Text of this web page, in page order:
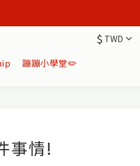
$ TWD
蹦蹦小學堂✏️
事情!